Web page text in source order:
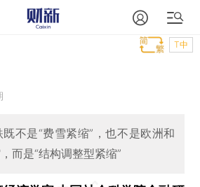
T中
不是“费雪紧缩”，也不是欧洲和
而是“结构调整型紧缩”